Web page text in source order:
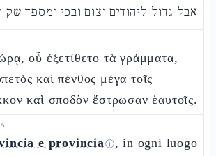
אבל גדול ליהודים וצום ובכי ומספד שק
οὗ ἐξετίθετο τὰ γράμματα,
καὶ πένθος μέγα τοῖς
καὶ σποδὸν ἔστρωσαν ἑαυτοῖς.
e provinciaⓘ, in ogni luogo